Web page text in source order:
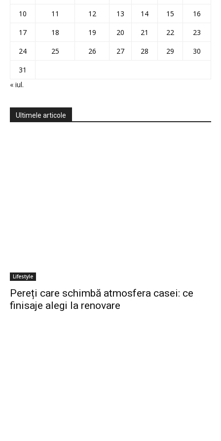
10
11 12 13 14 15
16
17
18 19 20 21 22
23
24
25 26 27 28 29
30
31
« iul.
Ultimele articole
Lifestyle
Pereți care schimbă atmosfera casei: ce
finisaje alegi la renovare